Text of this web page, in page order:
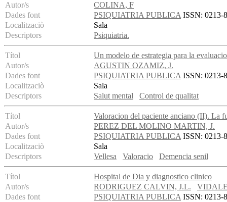
Autor/s
COLINA, F
Dades font
PSIQUIATRIA PUBLICAISSN: 0213-
Localitzaciò
Sala
Descriptors
Psiquiatria.
Títol
Un modelo de estrategia para la
Autor/s
AGUSTIN OZAMIZ, J.
Dades font
PSIQUIATRIA PUBLICAISSN: 0213-
Localitzaciò
Sala
Descriptors
Salut mental Control de qualitat
Títol
Valoracion del paciente anciano (II). La
Autor/s
PEREZ DEL MOLINO MARTIN, J.
Dades font
PSIQUIATRIA PUBLICAISSN: 0213-
Localitzaciò
Sala
Descriptors
Vellesa Valoracio Demencia senil
Títol
Hospital de Dia y diagnostico clinico
Autor/s
RODRIGUEZ CALVIN, J.L.
Dades font
PSIQUIATRIA PUBLICAISSN: 0213-